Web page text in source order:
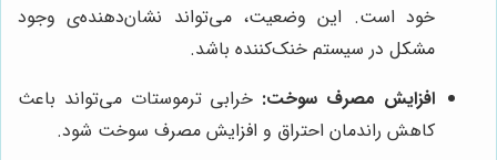
خود است. این وضعیت، می‌تواند نشان‌دهنده‌ی وجود
مشکل در سیستم خنک‌کننده باشد.
افزایش مصرف سوخت: خرابی ترموستات می‌تواند باعث
کاهش راندمان احتراق و افزایش مصرف سوخت شود.